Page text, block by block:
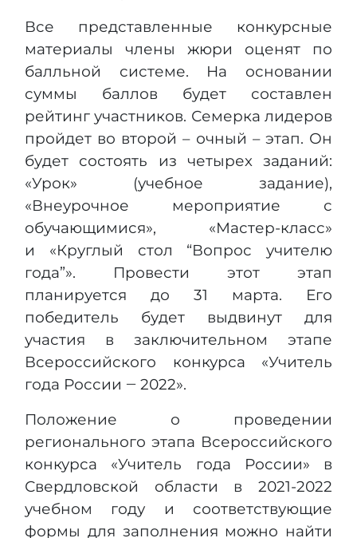
Все представленные конкурсные
материалы члены жюри оценят по
балльной системе. На основании
суммы баллов будет составлен
рейтинг участников. Семерка лидеров
пройдет во второй – очный – этап. Он
будет состоять из четырех заданий:
«Урок» (учебное задание),
«Внеурочное мероприятие с
обучающимися», «Мастер-класс»
и «Круглый стол “Вопрос учителю
года”». Провести этот этап
планируется до 31 марта. Его
победитель будет выдвинут для
участия в заключительном этапе
Всероссийского конкурса «Учитель
года России ‒ 2022».
Положение о проведении
регионального этапа Всероссийского
конкурса «Учитель года России» в
Свердловской области в 2021-2022
учебном году и соответствующие
формы для заполнения можно найти